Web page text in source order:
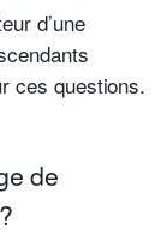
d’une
ces questions.
de